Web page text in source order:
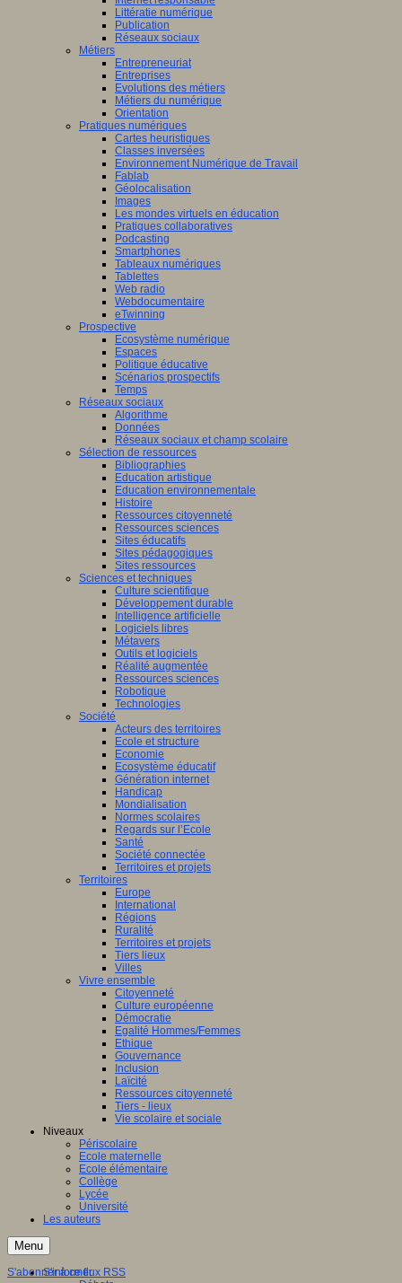
Littératie numérique
Publication
Réseaux sociaux
Métiers
Entrepreneuriat
Entreprises
Evolutions des métiers
Métiers du numérique
Orientation
Pratiques numériques
Cartes heuristiques
Classes inversées
Environnement Numérique de Travail
Fablab
Géolocalisation
Images
Les mondes virtuels en éducation
Pratiques collaboratives
Podcasting
Smartphones
Tableaux numériques
Tablettes
Web radio
Webdocumentaire
eTwinning
Prospective
Ecosystème numérique
Espaces
Politique éducative
Scénarios prospectifs
Temps
Réseaux sociaux
Algorithme
Données
Réseaux sociaux et champ scolaire
Sélection de ressources
Bibliographies
Education artistique
Education environnementale
Histoire
Ressources citoyenneté
Ressources sciences
Sites éducatifs
Sites pédagogiques
Sites ressources
Sciences et techniques
Culture scientifique
Développement durable
Intelligence artificielle
Logiciels libres
Métavers
Outils et logiciels
Réalité augmentée
Ressources sciences
Robotique
Technologies
Société
Acteurs des territoires
Ecole et structure
Economie
Ecosystème éducatif
Génération internet
Handicap
Mondialisation
Normes scolaires
Regards sur l’Ecole
Santé
Société connectée
Territoires et projets
Territoires
Europe
International
Régions
Ruralité
Territoires et projets
Tiers lieux
Villes
Vivre ensemble
Citoyenneté
Culture européenne
Démocratie
Egalité Hommes/Femmes
Ethique
Gouvernance
Inclusion
Laïcité
Ressources citoyenneté
Tiers - lieux
Vie scolaire et sociale
Niveaux
Périscolaire
Ecole maternelle
Ecole élémentaire
Collège
Lycée
Université
Les auteurs
Menu
S'informer
S'abonner à ce flux RSS